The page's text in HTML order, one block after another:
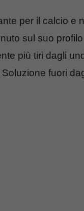
per il calcio e
sul suo profilo
più tiri dagli
fuori